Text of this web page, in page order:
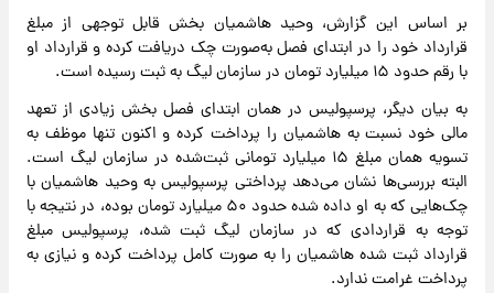
بر اساس این گزارش، وحید هاشمیان بخش قابل توجهی از مبلغ
قرارداد خود را در ابتدای فصل به‌صورت چک دریافت کرده و قرارداد او
با رقم حدود ۱۵ میلیارد تومان در سازمان لیگ به ثبت رسیده است.
به بیان دیگر، پرسپولیس در همان ابتدای فصل بخش زیادی از تعهد
مالی خود نسبت به هاشمیان را پرداخت کرده و اکنون تنها موظف به
تسویه همان مبلغ ۱۵ میلیارد تومانی ثبت‌شده در سازمان لیگ است.
البته بررسی‌ها نشان می‌دهد پرداختی پرسپولیس به وحید هاشمیان با
چک‌هایی که به او داده شده حدود ۵۰ میلیارد تومان بوده، در نتیجه با
توجه به قراردادی که در سازمان لیگ ثبت شده، پرسپولیس مبلغ
قرارداد ثبت شده هاشمیان را به صورت کامل پرداخت کرده و نیازی به
پرداخت غرامت ندارد.